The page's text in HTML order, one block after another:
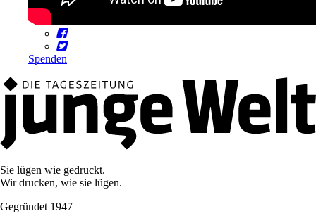
Spenden
Sie lügen wie gedruckt.
Wir drucken, wie sie lügen.
Gegründet 1947